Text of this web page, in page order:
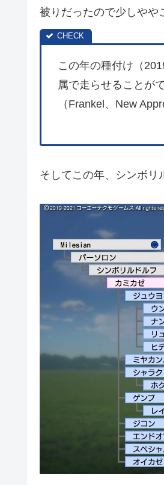
被りだったので少しやや
この年の種付け（
属で走らせることが
（Frankel、New
そしてこの年、シンボリ